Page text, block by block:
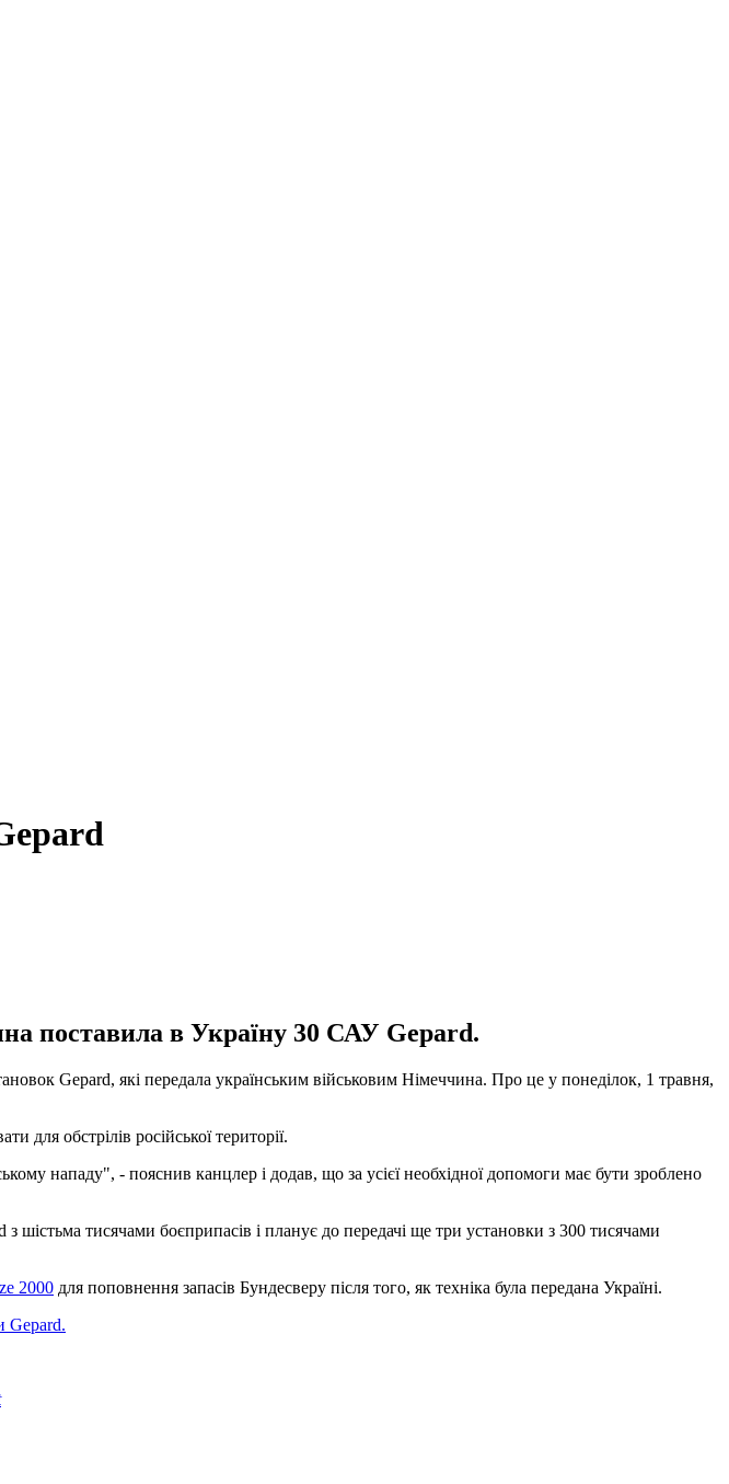
поставила в Україну 30 САУ Gepard.
Gepard, які передала українським військовим Німеччина. Про це у понеділок, 1 травня,
обстрілів російської території.
нападу", - пояснив канцлер і додав, що за усієї необхідної допомоги має бути зроблено
шістьма тисячами боєприпасів і планує до передачі ще три установки з 300 тисячами
2000 для поповнення запасів Бундесверу після того, як техніка була передана Україні.
Gepard.